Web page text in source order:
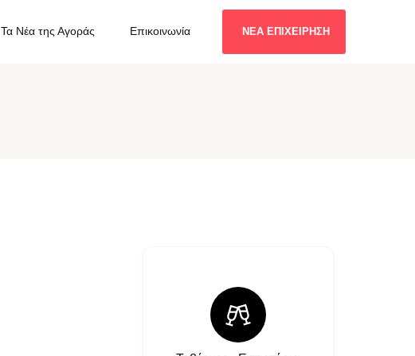
Τα Νέα της Αγοράς Επικοινωνία ΝΕΑ ΕΠΙΧΕΙΡΗΣΗ